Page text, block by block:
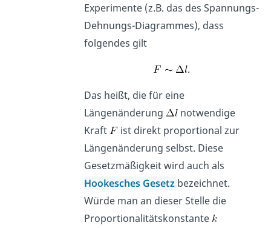
Experimente (z.B. das des Spannungs-
Dehnungs-Diagrammes), dass
folgendes gilt
.
Das heißt, die für eine
Längenänderung
notwendige
Kraft
ist direkt proportional zur
Längenänderung selbst. Diese
Gesetzmäßigkeit wird auch als
Hookesches Gesetz bezeichnet.
Würde man an dieser Stelle die
Proportionalitätskonstante